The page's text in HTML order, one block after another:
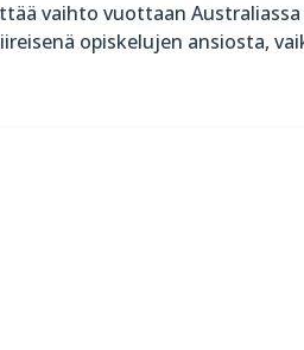
vaihto vuottaan
opiskelujen ansiosta,